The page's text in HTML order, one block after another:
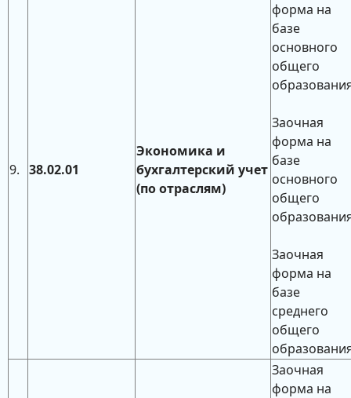
9. 38.02.01
Экономика и
бухгалтерский учет
(по отраслям)
форма на
базе
основного
общего
Заочная
форма на
базе
основного
общего
Заочная
форма на
базе
среднего
общего
Заочная
форма на